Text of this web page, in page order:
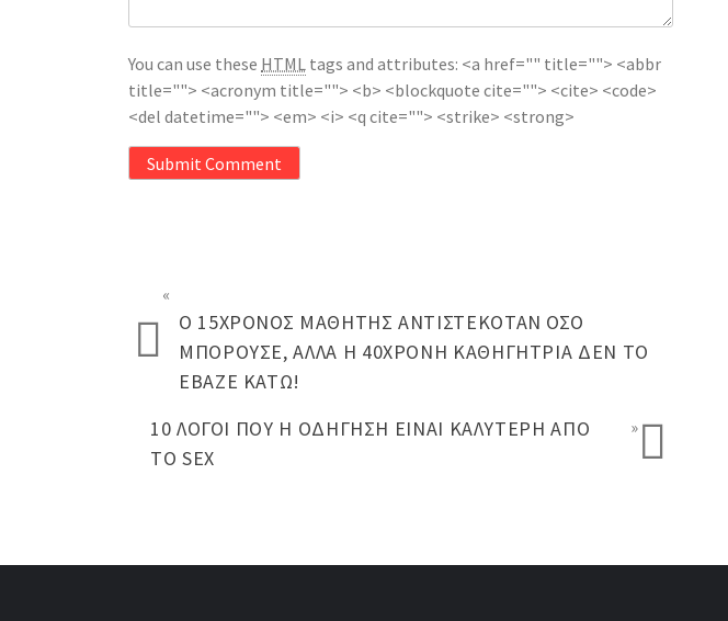
You can use these HTML tags and attributes: <a href="" title=""> <abbr
title=""> <acronym title=""> <b> <blockquote cite=""> <cite> <code>
<del datetime=""> <em> <i> <q cite=""> <strike> <strong>
Submit Comment
«
Ο 15ΧΡΟΝΟΣ ΜΑΘΗΤΉΣ ΑΝΤΙΣΤΕΚΌΤΑΝ ΌΣΟ
ΜΠΟΡΟΎΣΕ, ΑΛΛΆ Η 40ΧΡΟΝΗ ΚΑΘΗΓΉΤΡΙΑ ΔΕΝ ΤΟ
ΈΒΑΖΕ ΚΆΤΩ!
10 ΛΌΓΟΙ ΠΟΥ Η ΟΔΉΓΗΣΗ ΕΊΝΑΙ ΚΑΛΎΤΕΡΗ ΑΠΌ
ΤΟ SEX
»